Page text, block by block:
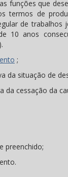
funções que
termos de
de
10 anos
;
da situação de
da cessação da
preenchido;